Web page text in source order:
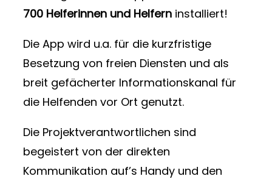
700 Helferinnen und Helfern installiert!
Die App wird u.a. für die kurzfristige
Besetzung von freien Diensten und als
breit gefächerter Informationskanal für
die Helfenden vor Ort genutzt.
Die Projektverantwortlichen sind
begeistert von der direkten
Kommunikation auf’s Handy und den